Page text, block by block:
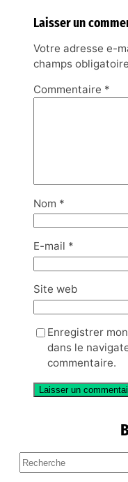
Laisser un
Votre adresse e-
champs
Commentaire *
Nom *
E-mail *
Site web
Enregistrer
dans le
commentaire.
S
e